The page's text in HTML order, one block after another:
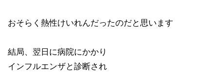
おそらく熱性けいれんだったのだと思います
結局、翌日に病院にかかり
インフルエンザと診断され